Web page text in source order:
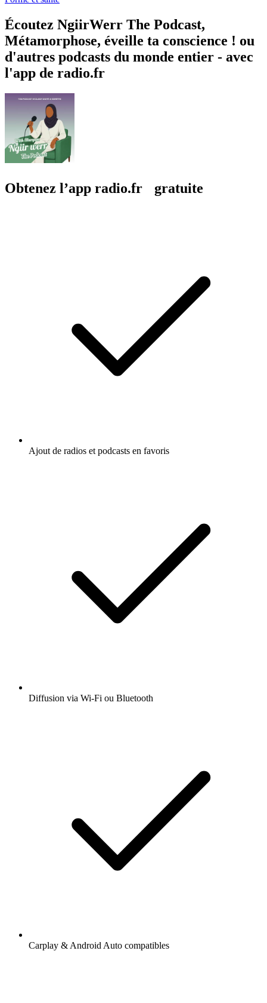
Écoutez NgiirWerr The Podcast,
Métamorphose, éveille ta conscience ! ou
d'autres podcasts du monde entier - avec
l'app de radio.fr
Obtenez l’app radio.fr gratuite
Ajout de radios et podcasts en favoris
Diffusion via Wi-Fi ou Bluetooth
Carplay & Android Auto compatibles